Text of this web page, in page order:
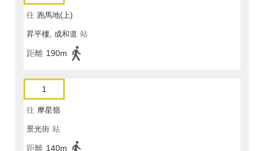
往 跑馬地(上)
昇平樓, 成和道 站
距離 190m
1
往 摩星嶺
景光街 站
距離 140m